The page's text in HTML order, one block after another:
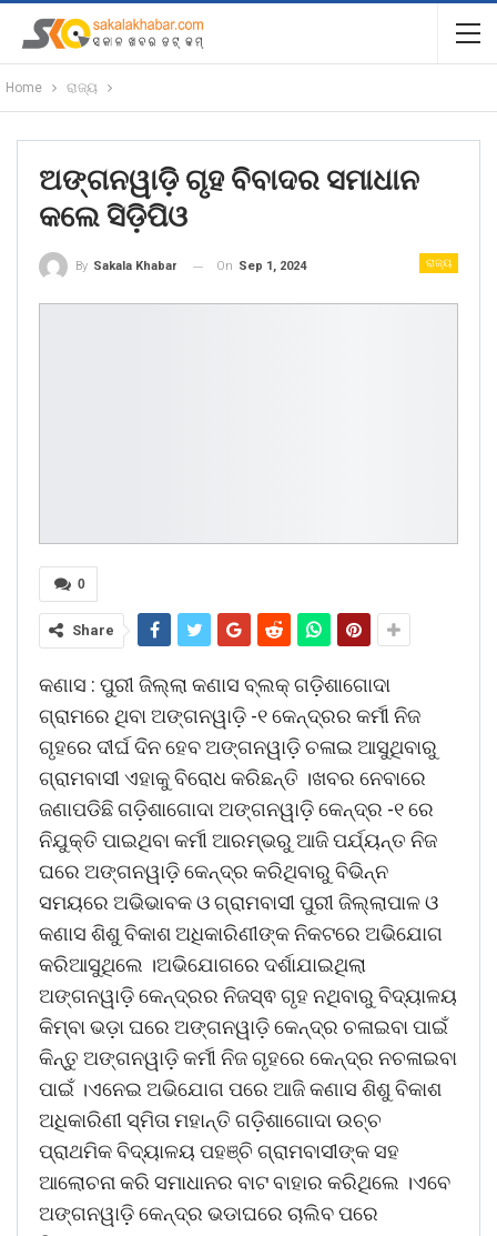
Home ରାଜ୍ୟ
ଅଙ୍ଗନୱାଡ଼ି ଗୃହ ବିବାଦର ସମାଧାନ
କଲେ ସିଡ଼ିପିଓ
ରାଜ୍ୟ
By Sakala Khabar On Sep 1, 2024
0
Share
କଣାସ : ପୁରୀ ଜିଲ୍ଲା କଣାସ ବ୍ଲକ୍ ଗଡ଼ିଶାଗୋଦା
ଗ୍ରାମରେ ଥିବା ଅଙ୍ଗନୱାଡ଼ି -୧ କେନ୍ଦ୍ରର କର୍ମୀ ନିଜ
ଗୃହରେ ଦୀର୍ଘ ଦିନ ହେବ ଅଙ୍ଗନୱାଡ଼ି ଚଳାଇ ଆସୁଥିବାରୁ
ଗ୍ରାମବାସୀ ଏହାକୁ ବିରୋଧ କରିଛନ୍ତି ।ଖବର ନେବାରେ
ଜଣାପଡିଛି ଗଡ଼ିଶାଗୋଦା ଅଙ୍ଗନୱାଡ଼ି କେନ୍ଦ୍ର -୧ ରେ
ନିଯୁକ୍ତି ପାଇଥିବା କର୍ମୀ ଆରମ୍ଭରୁ ଆଜି ପର୍ଯ୍ୟନ୍ତ ନିଜ
ଘରେ ଅଙ୍ଗନୱାଡ଼ି କେନ୍ଦ୍ର କରିଥିବାରୁ ବିଭିନ୍ନ
ସମୟରେ ଅଭିଭାବକ ଓ ଗ୍ରାମବାସୀ ପୁରୀ ଜିଲ୍ଲାପାଳ ଓ
କଣାସ ଶିଶୁ ବିକାଶ ଅଧିକାରିଣୀଙ୍କ ନିକଟରେ ଅଭିଯୋଗ
କରିଆସୁଥିଲେ ।ଅଭିଯୋଗରେ ଦର୍ଶାଯାଇଥିଲା
ଅଙ୍ଗନୱାଡ଼ି କେନ୍ଦ୍ରର ନିଜସ୍ଵ ଗୃହ ନଥିବାରୁ ବିଦ୍ୟାଳୟ
କିମ୍ବା ଭଡ଼ା ଘରେ ଅଙ୍ଗନୱାଡ଼ି କେନ୍ଦ୍ର ଚଳାଇବା ପାଇଁ
କିନ୍ତୁ ଅଙ୍ଗନୱାଡ଼ି କର୍ମୀ ନିଜ ଗୃହରେ କେନ୍ଦ୍ର ନଚଳାଇବା
ପାଇଁ ।ଏନେଇ ଅଭିଯୋଗ ପରେ ଆଜି କଣାସ ଶିଶୁ ବିକାଶ
ଅଧିକାରିଣୀ ସ୍ମିତା ମହାନ୍ତି ଗଡ଼ିଶାଗୋଦା ଉଚ୍ଚ
ପ୍ରାଥମିକ ବିଦ୍ୟାଳୟ ପହଞ୍ଚି ଗ୍ରାମବାସୀଙ୍କ ସହ
ଆଲୋଚନା କରି ସମାଧାନର ବାଟ ବାହାର କରିଥିଲେ ।ଏବେ
ଅଙ୍ଗନୱାଡ଼ି କେନ୍ଦ୍ର ଭଡାଘରେ ଚାଲିବ ପରେ